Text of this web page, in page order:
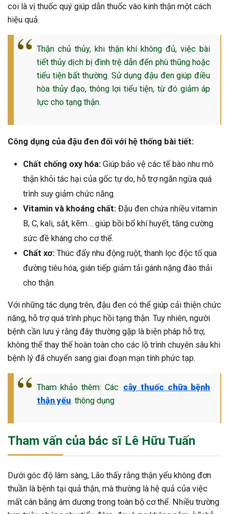
Sau Sinh Có Tự Khỏi
Thông Tin Cần Biết
sau sinh là tình trạng viêm da
phổ biến, khiến đôi bàn tay,
của chị em trở nên khô...
coi là vị thuốc quý giúp dẫn thuốc vào kinh thận một cách
hiệu quả.
Thận chủ thủy, khi thận khí không đủ, việc bài
tiết thủy dịch bị đình trệ dẫn đến phù thũng hoặc
tiểu tiện bất thường. Sử dụng đậu đen giúp điều
hòa thủy đạo, thông lợi tiểu tiện, từ đó giảm áp
lực cho tạng thận.
Công dụng của đậu đen đối với hệ thống bài tiết:
Chất chống oxy hóa: Giúp bảo vệ các tế bào nhu mô
thận khỏi tác hại của gốc tự do, hỗ trợ ngăn ngừa quá
trình suy giảm chức năng.
Vitamin và khoáng chất: Đậu đen chứa nhiều vitamin
B, C, kali, sắt, kẽm… giúp bồi bổ khí huyết, tăng cường
sức đề kháng cho cơ thể.
Chất xơ: Thúc đẩy nhu động ruột, thanh lọc độc tố qua
đường tiêu hóa, gián tiếp giảm tải gánh nặng đào thải
cho thận.
Với những tác dụng trên, đậu đen có thể giúp cải thiện chức
năng, hỗ trợ quá trình phục hồi tạng thận. Tuy nhiên, người
bệnh cần lưu ý rằng đây thường gặp là biện pháp hỗ trợ,
không thể thay thế hoàn toàn cho các lộ trình chuyên sâu khi
bệnh lý đã chuyển sang giai đoạn mạn tính phức tạp.
Tham khảo thêm: Các cây thuốc chữa bệnh
thận yếu thông dụng
Tham vấn của bác sĩ Lê Hữu Tuấn
Dưới góc độ lâm sàng, Lão thấy rằng thận yếu không đơn
thuần là bệnh tại quả thận, mà thường là hệ quả của việc
mất cân bằng âm dương trong toàn bộ cơ thể. Nhiều trường